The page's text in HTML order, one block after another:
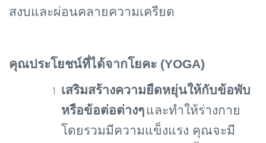
สงบและผ่อนคลายความเครียด
คุณประโยชน์ที่ได้จากโยคะ (YOGA)
เสริมสร้างความยืดหยุ่นให้กับข้อพับ
หรือข้อต่อต่างๆ และทำให้ร่างกาย
โดยรวมมีความแข็งแรง คุณจะมี